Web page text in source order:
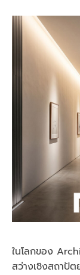
ในโลกของ
สว่างเชิงสถาปัต